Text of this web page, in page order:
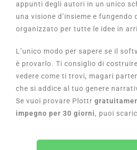
appunti degli autori in un unico
una visione d’insieme e
organizzato per tutte le idee in
L’unico modo per sapere se il
è provarlo. Ti consiglio di
vedere come ti trovi, magari
che si addice al tuo genere
Se vuoi provare Plottr
impegno per 30 giorni, puoi